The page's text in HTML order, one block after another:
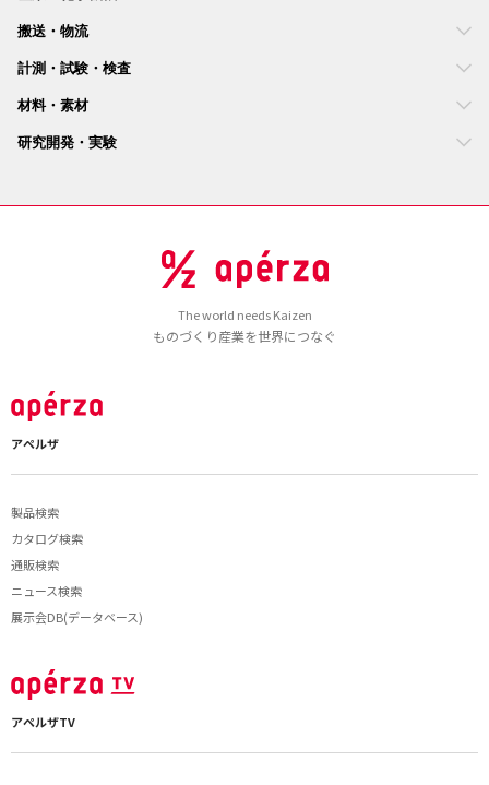
搬送・物流
計測・試験・検査
材料・素材
研究開発・実験
The world needs Kaizen
ものづくり産業を世界につなぐ
アペルザ
製品検索
カタログ検索
通販検索
ニュース検索
展示会DB(データベース)
アペルザTV